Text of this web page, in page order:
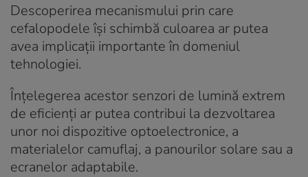
Descoperirea mecanismului prin care
cefalopodele își schimbă culoarea ar putea
avea implicații importante în domeniul
tehnologiei.
Înțelegerea acestor senzori de lumină extrem
de eficienți ar putea contribui la dezvoltarea
unor noi dispozitive optoelectronice, a
materialelor camuflaj, a panourilor solare sau a
ecranelor adaptabile.